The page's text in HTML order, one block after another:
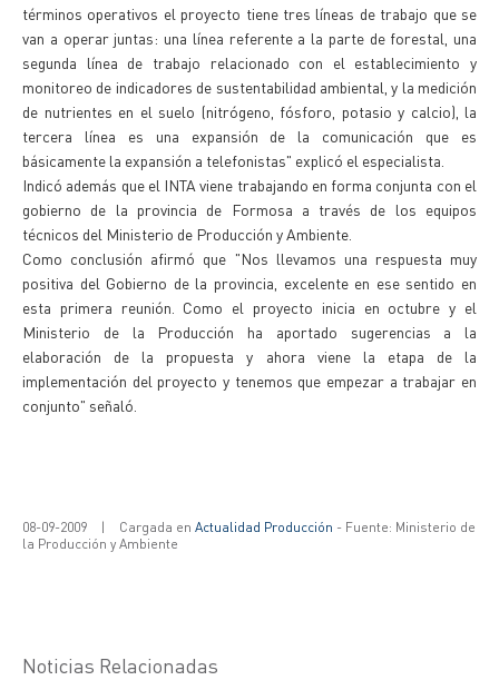
términos operativos el proyecto tiene tres líneas de trabajo que se
van a operar juntas: una línea referente a la parte de forestal, una
segunda línea de trabajo relacionado con el establecimiento y
monitoreo de indicadores de sustentabilidad ambiental, y la medición
de nutrientes en el suelo (nitrógeno, fósforo, potasio y calcio), la
tercera línea es una expansión de la comunicación que es
básicamente la expansión a telefonistas" explicó el especialista.
Indicó además que el INTA viene trabajando en forma conjunta con el
gobierno de la provincia de Formosa a través de los equipos
técnicos del Ministerio de Producción y Ambiente.
Como conclusión afirmó que "Nos llevamos una respuesta muy
positiva del Gobierno de la provincia, excelente en ese sentido en
esta primera reunión. Como el proyecto inicia en octubre y el
Ministerio de la Producción ha aportado sugerencias a la
elaboración de la propuesta y ahora viene la etapa de la
implementación del proyecto y tenemos que empezar a trabajar en
conjunto" señaló.
08-09-2009 | Cargada en Actualidad Producción - Fuente: Ministerio de
la Producción y Ambiente
Noticias Relacionadas